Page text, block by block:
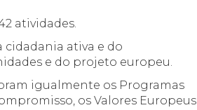
atividades.
cidadania ativa e do
e do projeto europeu.
igualmente os Programas
os Valores Europeus